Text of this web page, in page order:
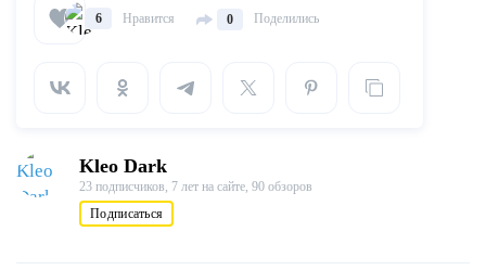
6 Нравится 0 Поделились
Kleo Dark
23 подписчиков, 7 лет на сайте, 90 обзоров
Подписаться